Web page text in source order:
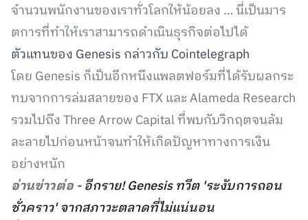
จำนวนพนักงานของเราทั่วโลกให้น้อยลง … นี่เป็นมาร
ตการที่ทำให้เราสามารถดำเนินธุรกิจต่อไปได้
ตัวแทนของ Genesis กล่าวกับ Cointelegraph
โดย Genesis ก็เป็นอีกหนึงแพลตฟอร์มที่ได้รับผลกระ
ทบจากการล่มสลายของ FTX และ Alameda Research
รวมไปถึง Three Arrow Capital ที่พบกับวิกฤตจนล้ม
ละลายไปก่อนหน้าจนทำให้เกิดปัญหาทางการเงิน
อย่างหนัก
อ่านข่าวต่อ -อีกราย! Genesis ทวีต 'ระงับการถอน
ชั่วคราว' จากสภาวะตลาดที่ไม่แน่นอน